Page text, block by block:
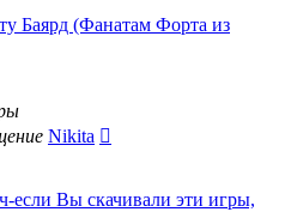
Баярд (Фанатам Форта из
Nikita
если Вы скачивали эти игры,